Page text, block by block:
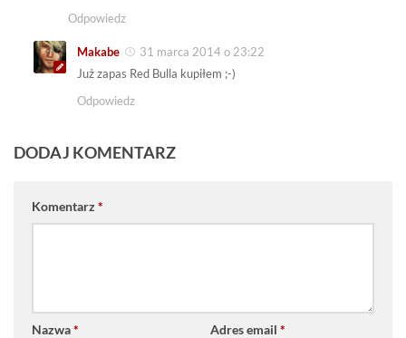
Odpowiedz
Makabe
31 marca 2014 o 23:22
Już zapas Red Bulla kupiłem ;-)
Odpowiedz
DODAJ KOMENTARZ
Komentarz *
Nazwa* Adres email *